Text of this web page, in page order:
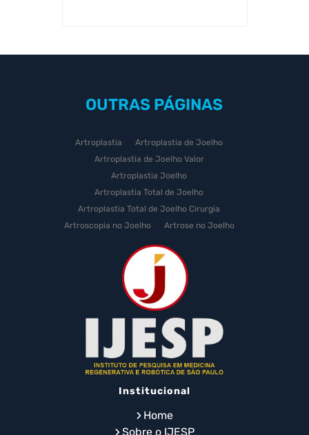
OUTRAS PÁGINAS
Artroplastia
Artroplastia de Joelho
Artroplastia de Joelho Valor
Artroplastia Joelho
Artroplastia Total de Joelho
Artroplastia Total de Joelho Cirurgia
Artroscopia no Joelho
Artrose no Joelho
Artrose no Joelho Cirurgia
Artrose no Joelho Tratamento
Celulas Tronco Joelho
Celula Tronco Esporte
Cirurgia Artroplastia de Joelho
Cirurgia Artroplastia Joelho
Cirurgia Artrose Joelho Preço
Cirurgia de Artroscopia no Joelho
Cirurgia de Cartilagem do Joelho
Cirurgia de Joelho com Prótese
Institucional
Home
Sobre o IJESP